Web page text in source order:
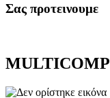
Σας προτεινουμε
MULTICOMP